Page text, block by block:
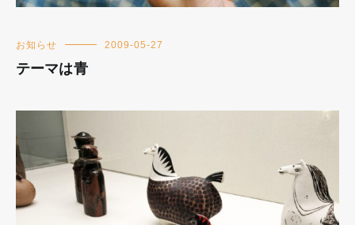
お知らせ 2009-05-27
テーマは青